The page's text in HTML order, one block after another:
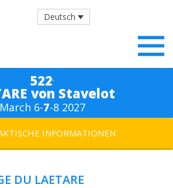
Deutsch
522.
von Stavelot
March 6-7-8 2027
INFORMATIONEN
DU LAETARE